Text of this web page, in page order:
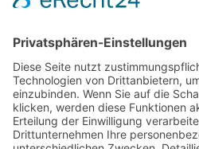
Wohnkomfort
Unsere Philosophie
Was wir tun
Unser Team
Stellenangebote
Ausbildung/Praktika